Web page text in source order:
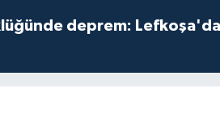
deprem: Lefkoşa'da